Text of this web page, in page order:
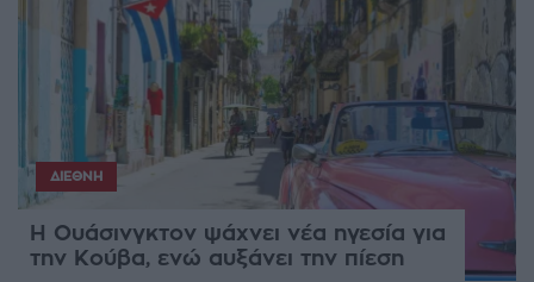
ΔΙΕΘΝΉ
Η Ουάσινγκτον ψάχνει νέα ηγεσία για
την Κούβα, ενώ αυξάνει την πίεση